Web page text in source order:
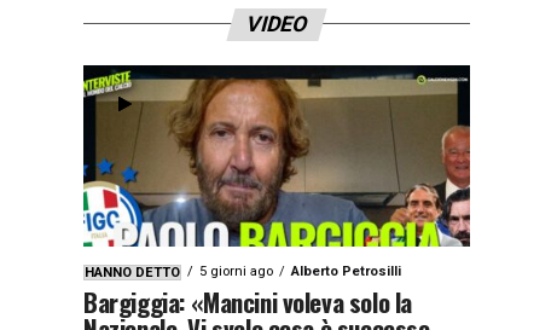
VIDEO
HANNO DETTO 5 giorni ago Alberto Petrosilli
Bargiggia: «Mancini voleva solo la